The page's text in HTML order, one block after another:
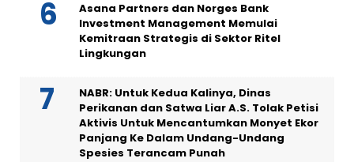
Asana Partners dan Norges Bank
Investment Management Memulai
Kemitraan Strategis di Sektor Ritel
Lingkungan
NABR: Untuk Kedua Kalinya, Dinas
Perikanan dan Satwa Liar A.S. Tolak Petisi
Aktivis Untuk Mencantumkan Monyet Ekor
Panjang Ke Dalam Undang-Undang
Spesies Terancam Punah